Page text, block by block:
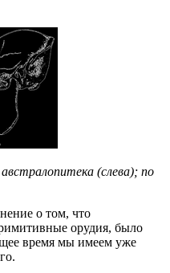
(слева); по
о том, что
орудия, было
время мы имеем уже